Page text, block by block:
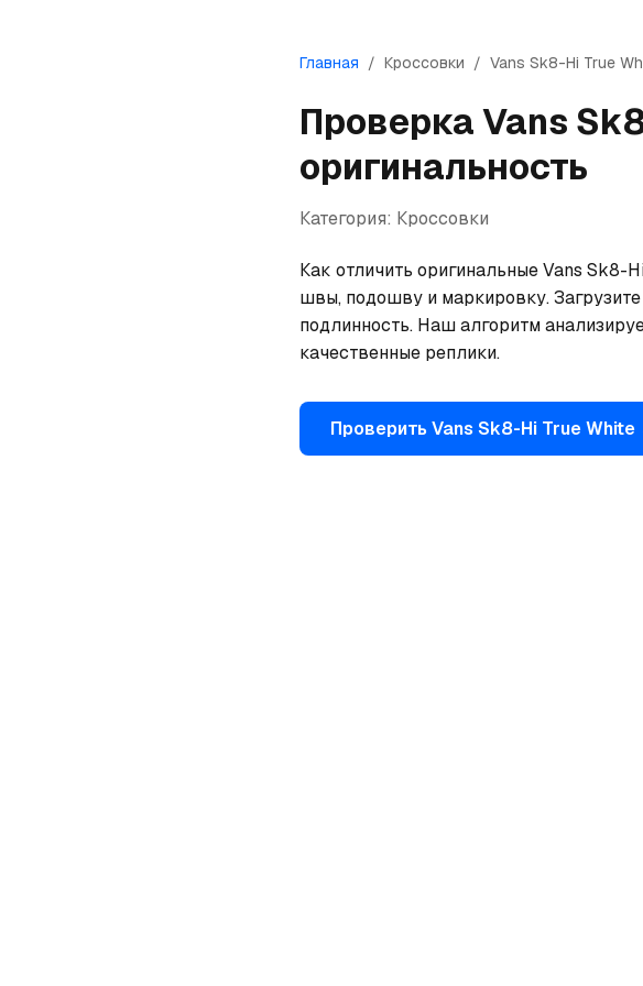
Главная / Кроссовки / Vans Sk8-Hi True
ПроверкаVans
оригинальность
Категория: Кроссовки
Как отличить оригинальные Vans Sk8-
швы, подошву и маркировку.
подлинность. Наш алгоритм
качественные реплики.
Проверить Vans Sk8-Hi True White